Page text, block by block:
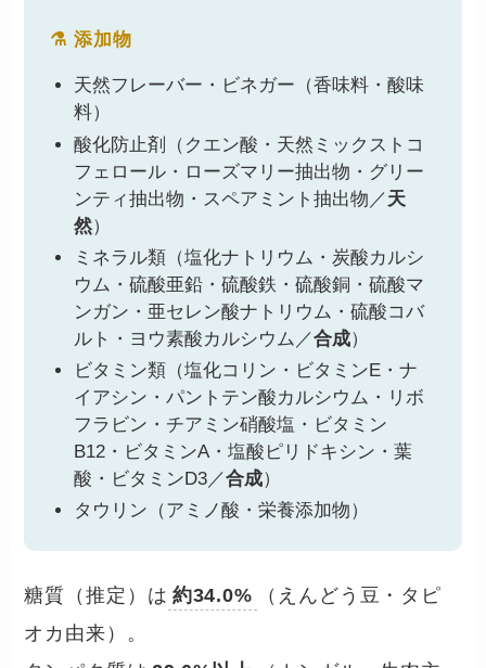
⚗️ 添加物
天然フレーバー・ビネガー（香味料・酸味
料）
酸化防止剤（クエン酸・天然ミックストコ
フェロール・ローズマリー抽出物・グリー
ンティ抽出物・スペアミント抽出物／天
然）
ミネラル類（塩化ナトリウム・炭酸カルシ
ウム・硫酸亜鉛・硫酸鉄・硫酸銅・硫酸マ
ンガン・亜セレン酸ナトリウム・硫酸コバ
ルト・ヨウ素酸カルシウム／合成）
ビタミン類（塩化コリン・ビタミンE・ナ
イアシン・パントテン酸カルシウム・リボ
フラビン・チアミン硝酸塩・ビタミン
B12・ビタミンA・塩酸ピリドキシン・葉
酸・ビタミンD3／合成）
タウリン（アミノ酸・栄養添加物）
糖質（推定）は 約34.0%
（えんどう豆・タピ
オカ由来）。